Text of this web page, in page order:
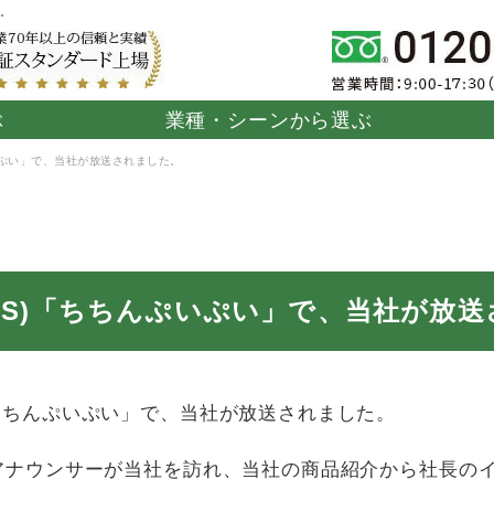
らか」
「勝（まさる）」
イルカー
モダン畳「Viela」
高床式ユニット畳
ん）
業種・シーンから選ぶ
ス施設
設
」で、当社が放送されました。
「ちちんぷいぷい」で、当社が放
んぷいぷい」で、当社が放送されました。
ナウンサーが当社を訪れ、当社の商品紹介から社長の